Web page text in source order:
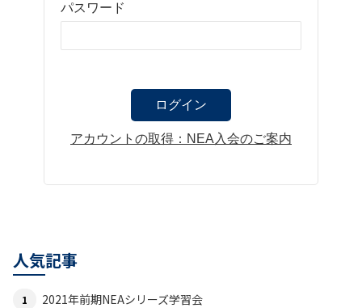
パスワード
アカウントの取得：NEA入会のご案内
人気記事
2021年前期NEAシリーズ学習会